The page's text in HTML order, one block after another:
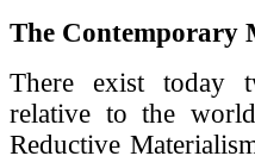
The Contemporary
There exist today
relative to the
Reductive